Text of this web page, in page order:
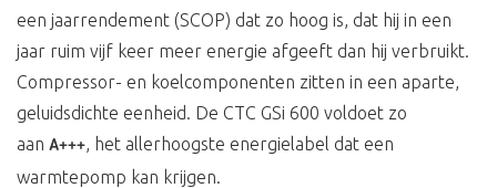
een jaarrendement (SCOP) dat zo hoog is, dat hij in een
jaar ruim vijf keer meer energie afgeeft dan hij verbruikt.
Compressor- en koelcomponenten zitten in een aparte,
geluidsdichte eenheid. De CTC GSi 600 voldoet zo
aan A+++, het allerhoogste energielabel dat een
warmtepomp kan krijgen.